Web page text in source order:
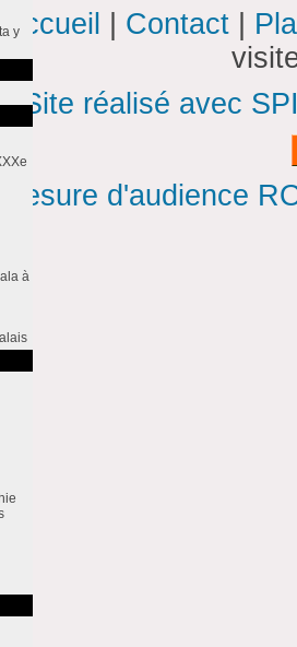
y
à
Accueil Contact
Site réalisé avec
Mesure d'audience